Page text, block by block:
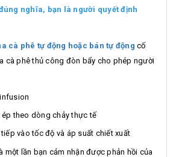
nghĩa, bạn là người quyết định
cà phê tự động hoặc bán tự động cố
cà phê thủ công đòn bẩy cho phép người
theo dòng chảy thực tế
vào tốc độ và áp suất chiết xuất
một lần bạn cảm nhận được phản hồi của